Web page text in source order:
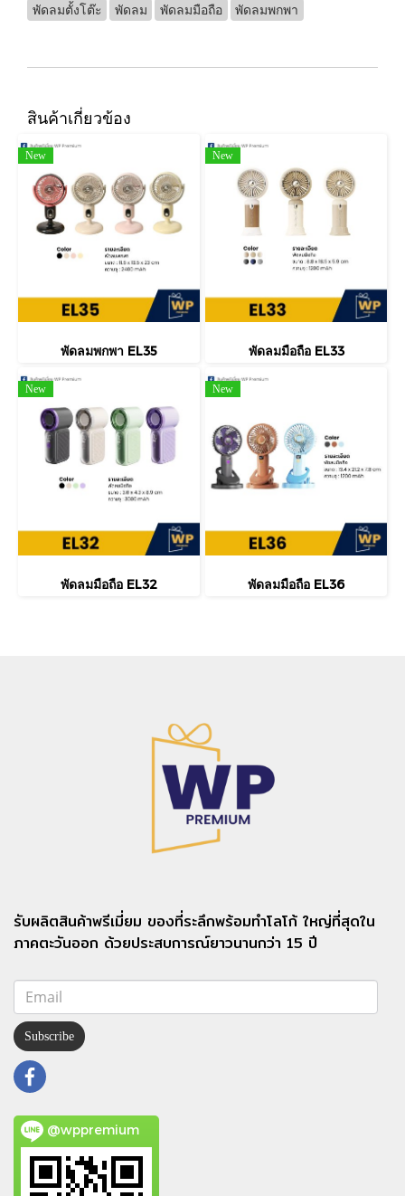
พัดลมตั้งโต๊ะ พัดลม พัดลมมือถือ พัดลมพกพา
สินค้าเกี่ยวข้อง
New
พัดลมพกพา EL35
New
พัดลมมือถือ EL33
New
พัดลมมือถือ EL32
New
พัดลมมือถือ EL36
รับผลิตสินค้าพรีเมี่ยม ของที่ระลึกพร้อมทำโลโก้ ใหญ่ที่สุดใน
ภาคตะวันออก ด้วยประสบการณ์ยาวนานกว่า 15 ปี
Subscribe
@wppremium